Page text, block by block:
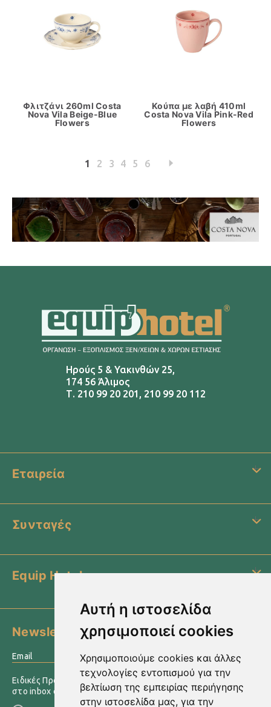
Αυτή η ιστοσελίδα
χρησιμοποιεί cookies
Χρησιμοποιούμε cookies και άλλες
τεχνολογίες εντοπισμού για την
βελτίωση της εμπειρίας περιήγησης
στην ιστοσελίδα μας, για την
Φλιτζάνι 260ml Costa
Nova Vila Beige-Blue
Flowers
Κούπα με λαβή 410ml
Costa Nova Vila Pink-Red
Flowers
1 2 3 4 5 6
Ηρούς 5 & Υακινθών 25,
174 56 Άλιμος
Τ. 210 99 20 201 , 210 99 20 112
Εταιρεία
Συνταγές
Equip Hotel
Newsletter
Ειδικές Προσφορές & άλλες πληροφορίες αποστέλλονται
στο inbox σας